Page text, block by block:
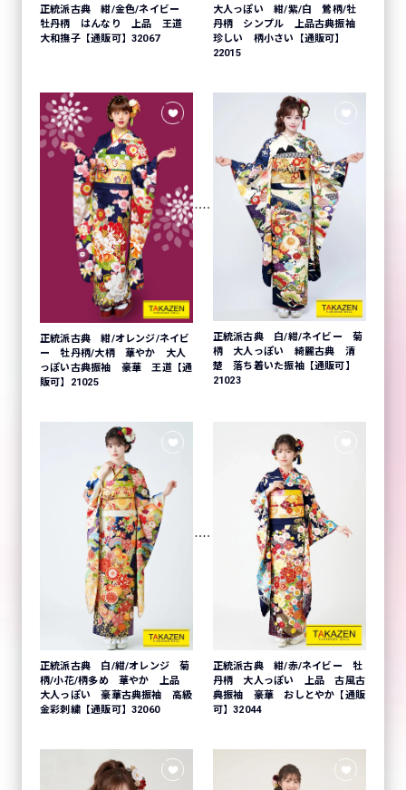
正統派古典 紺/金色/ネイビー
牡丹柄 はんなり 上品 王道
大和撫子【通販可】32067
大人っぽい 紺/紫/白 鶯柄/牡
丹柄 シンプル 上品古典振袖
珍しい 柄小さい【通販可】
22015
正統派古典 紺/オレンジ/ネイビ
ー 牡丹柄/大柄 華やか 大人
っぽい古典振袖 豪華 王道【通
販可】21025
正統派古典 白/紺/ネイビー 菊
柄 大人っぽい 綺麗古典 清
楚 落ち着いた振袖【通販可】
21023
正統派古典 白/紺/オレンジ 菊
柄/小花/柄多め 華やか 上品
大人っぽい 豪華古典振袖 高級
金彩刺繍【通販可】32060
正統派古典 紺/赤/ネイビー 牡
丹柄 大人っぽい 上品 古風古
典振袖 豪華 おしとやか【通販
可】32044